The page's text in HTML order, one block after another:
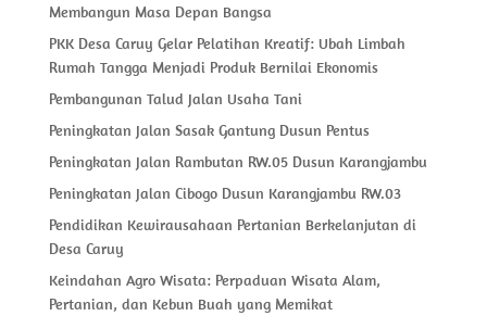
Membangun Masa Depan Bangsa
PKK Desa Caruy Gelar Pelatihan Kreatif: Ubah Limbah
Rumah Tangga Menjadi Produk Bernilai Ekonomis
Pembangunan Talud Jalan Usaha Tani
Peningkatan Jalan Sasak Gantung Dusun Pentus
Peningkatan Jalan Rambutan RW.05 Dusun Karangjambu
Peningkatan Jalan Cibogo Dusun Karangjambu RW.03
Pendidikan Kewirausahaan Pertanian Berkelanjutan di
Desa Caruy
Keindahan Agro Wisata: Perpaduan Wisata Alam,
Pertanian, dan Kebun Buah yang Memikat